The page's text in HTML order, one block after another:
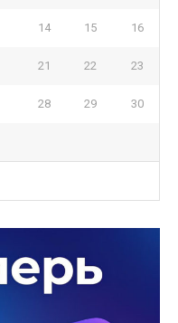
14 15 16
21 22 23
28 29 30